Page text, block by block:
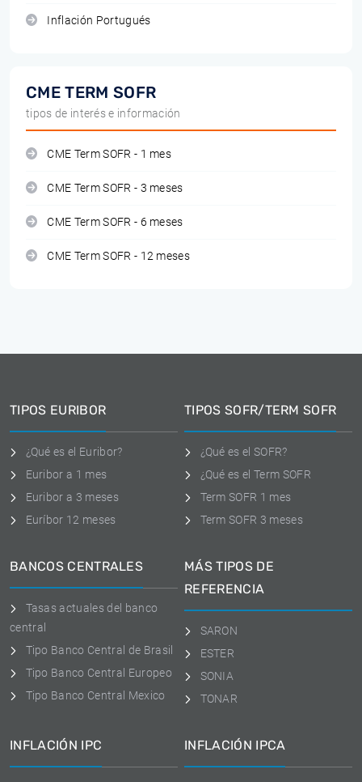
Inflación Portugués
CME TERM SOFR
tipos de interés e información
CME Term SOFR - 1 mes
CME Term SOFR - 3 meses
CME Term SOFR - 6 meses
CME Term SOFR - 12 meses
TIPOS EURIBOR
¿Qué es el Euribor?
Euribor a 1 mes
Euribor a 3 meses
Euríbor 12 meses
TIPOS SOFR/TERM SOFR
¿Qué es el SOFR?
¿Qué es el Term SOFR
Term SOFR 1 mes
Term SOFR 3 meses
BANCOS CENTRALES
Tasas actuales del banco
central
Tipo Banco Central de Brasil
Tipo Banco Central Europeo
Tipo Banco Central Mexico
MÁS TIPOS DE
REFERENCIA
SARON
ESTER
SONIA
TONAR
INFLACIÓN IPC INFLACIÓN IPCA